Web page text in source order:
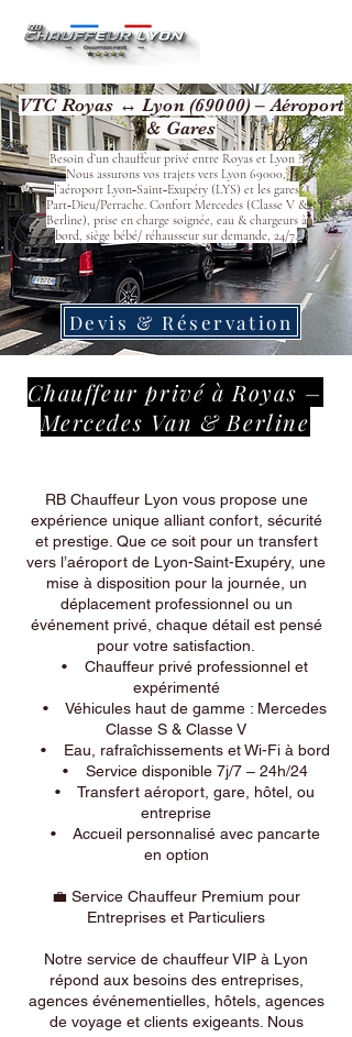
VTC Royas ↔ Lyon (69000) – Aéroport
& Gares
Besoin d’un chauffeur privé entre Royas et Lyon ?
Nous assurons vos trajets vers Lyon 69000,
l’aéroport Lyon‑Saint‑Exupéry (LYS) et les gares
Part‑Dieu/Perrache. Confort Mercedes (Classe V &
Berline), prise en charge soignée, eau & chargeurs à
bord, siège bébé/ réhausseur sur demande, 24/7.
Devis & Réservation
Chauffeur privé à Royas –
Mercedes Van & Berline
RB Chauffeur Lyon vous propose une
expérience unique alliant confort, sécurité
et prestige. Que ce soit pour un transfert
vers l’aéroport de Lyon-Saint-Exupéry, une
mise à disposition pour la journée, un
déplacement professionnel ou un
événement privé, chaque détail est pensé
pour votre satisfaction.
• Chauffeur privé professionnel et
expérimenté
• Véhicules haut de gamme : Mercedes
Classe S & Classe V
• Eau, rafraîchissements et Wi-Fi à bord
• Service disponible 7j/7 – 24h/24
• Transfert aéroport, gare, hôtel, ou
entreprise
• Accueil personnalisé avec pancarte
en option
💼 Service Chauffeur Premium pour
Entreprises et Particuliers
Notre service de chauffeur VIP à Lyon
répond aux besoins des entreprises,
agences événementielles, hôtels, agences
de voyage et clients exigeants. Nous